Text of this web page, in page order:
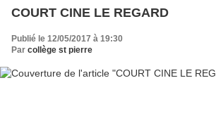
COURT CINE LE REGARD
Publié le 12/05/2017 à 19:30
Par collège st pierre